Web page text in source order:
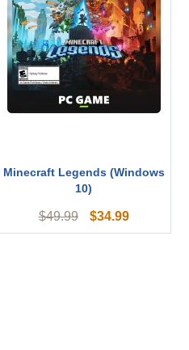
Minecraft Legends (Windows
10)
$49.99 $34.99